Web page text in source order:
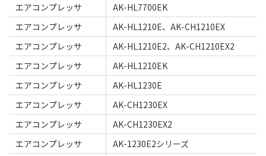
エアコンプレッサ
AK-HL7700EK
エアコンプレッサ
AK-HL1210E、AK-CH1210EX
エアコンプレッサ
AK-HL1210E2、AK-CH1210EX2
エアコンプレッサ
AK-HL1210EK
エアコンプレッサ
AK-HL1230E
エアコンプレッサ
AK-CH1230EX
エアコンプレッサ
AK-CH1230EX2
エアコンプレッサ
AK-1230E2シリーズ